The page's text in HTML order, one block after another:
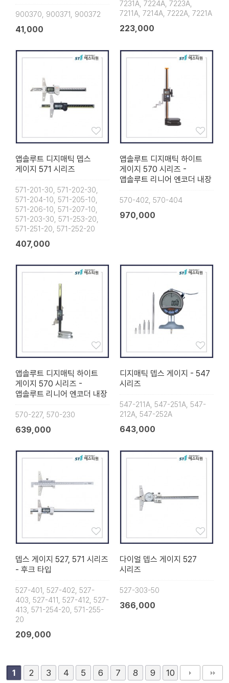
900370, 900371, 900372
41,000
7231A, 7224A, 7223A,
7211A, 7214A, 7222A, 7221A
223,000
앱솔루트 디지매틱 뎁스
게이지 571 시리즈
571-201-30, 571-202-30,
571-204-10, 571-205-10,
571-206-10, 571-207-10,
571-203-30, 571-253-20,
571-251-20, 571-252-20
407,000
앱솔루트 디지매틱 하이트
게이지 570 시리즈 -
앱솔루트 리니어 엔코더 내장
570-402, 570-404
970,000
앱솔루트 디지매틱 하이트
게이지 570 시리즈 -
앱솔루트 리니어 엔코더 내장
570-227, 570-230
639,000
디지매틱 뎁스 게이지 - 547
시리즈
547-211A, 547-251A, 547-
212A, 547-252A
643,000
뎁스 게이지 527, 571 시리즈
- 후크 타입
527-401, 527-402, 527-
403, 527-411, 527-412, 527-
413, 571-254-20, 571-255-
20
209,000
다이얼 뎁스 게이지 527
시리즈
527-303-50
366,000
1 2 3 4 5 6 7 8 9 10